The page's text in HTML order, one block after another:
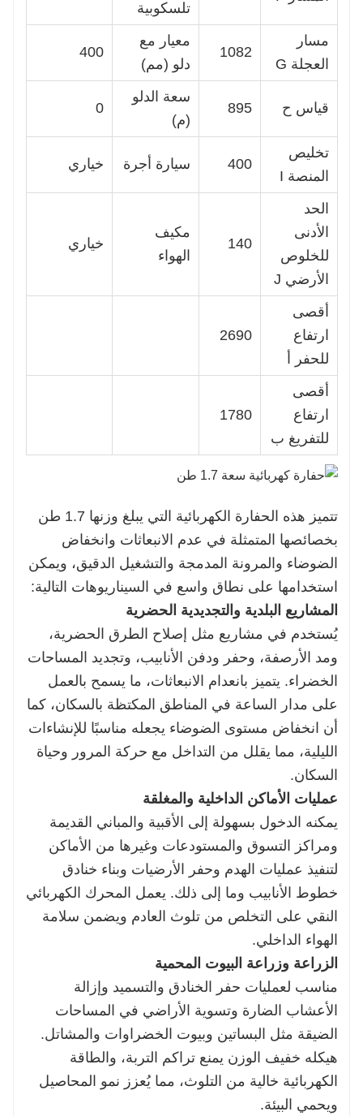
تلسكوبية
مسار
العجلة G
1082
معيار مع
دلو (مم)
400
قياس ح 895
سعة الدلو
(م)
0
تخليص
المنصة I
400 سيارة أجرة خياري
الحد
الأدنى
للخلوص
الأرضي J
140
مكيف
الهواء
خياري
أقصى
ارتفاع
للحفر أ
2690
أقصى
ارتفاع
للتفريغ ب
1780
تتميز هذه الحفارة الكهربائية التي يبلغ وزنها 1.7 طن
بخصائصها المتمثلة في عدم الانبعاثات وانخفاض
الضوضاء والمرونة المدمجة والتشغيل الدقيق، ويمكن
استخدامها على نطاق واسع في السيناريوهات التالية:
المشاريع البلدية والتجديدية الحضرية
يُستخدم في مشاريع مثل إصلاح الطرق الحضرية،
ومد الأرصفة، وحفر ودفن الأنابيب، وتجديد المساحات
الخضراء. يتميز بانعدام الانبعاثات، ما يسمح بالعمل
على مدار الساعة في المناطق المكتظة بالسكان، كما
أن انخفاض مستوى الضوضاء يجعله مناسبًا للإنشاءات
الليلية، مما يقلل من التداخل مع حركة المرور وحياة
السكان.
عمليات الأماكن الداخلية والمغلقة
يمكنه الدخول بسهولة إلى الأقبية والمباني القديمة
ومراكز التسوق والمستودعات وغيرها من الأماكن
لتنفيذ عمليات الهدم وحفر الأرضيات وبناء خنادق
خطوط الأنابيب وما إلى ذلك. يعمل المحرك الكهربائي
النقي على التخلص من تلوث العادم ويضمن سلامة
الهواء الداخلي.
الزراعة وزراعة البيوت المحمية
مناسب لعمليات حفر الخنادق والتسميد وإزالة
الأعشاب الضارة وتسوية الأراضي في المساحات
الضيقة مثل البساتين وبيوت الخضراوات والمشاتل.
هيكله خفيف الوزن يمنع تراكم التربة، والطاقة
الكهربائية خالية من التلوث، مما يُعزز نمو المحاصيل
ويحمي البيئة.